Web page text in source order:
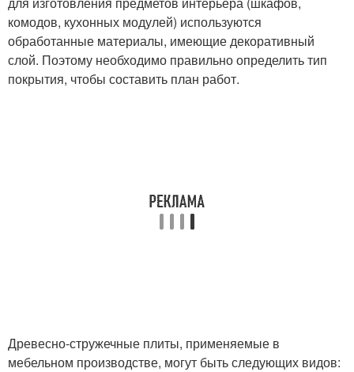
комодов, кухонных модулей) используются
обработанные материалы, имеющие декоративный
слой. Поэтому необходимо правильно определить тип
покрытия, чтобы составить план работ.
Древесно-стружечные плиты, применяемые в
мебельном производстве, могут быть следующих видов: